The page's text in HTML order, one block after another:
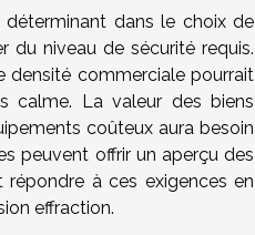
dans le choix de
du niveau de sécurité requis.
densité commerciale pourrait
calme. La valeur des biens
coûteux aura besoin
peuvent offrir un aperçu des
à ces exigences en
effraction.